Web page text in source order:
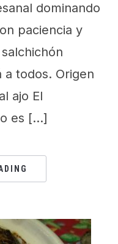
dominando
paciencia y
a todos. Origen
ajo El
es […]